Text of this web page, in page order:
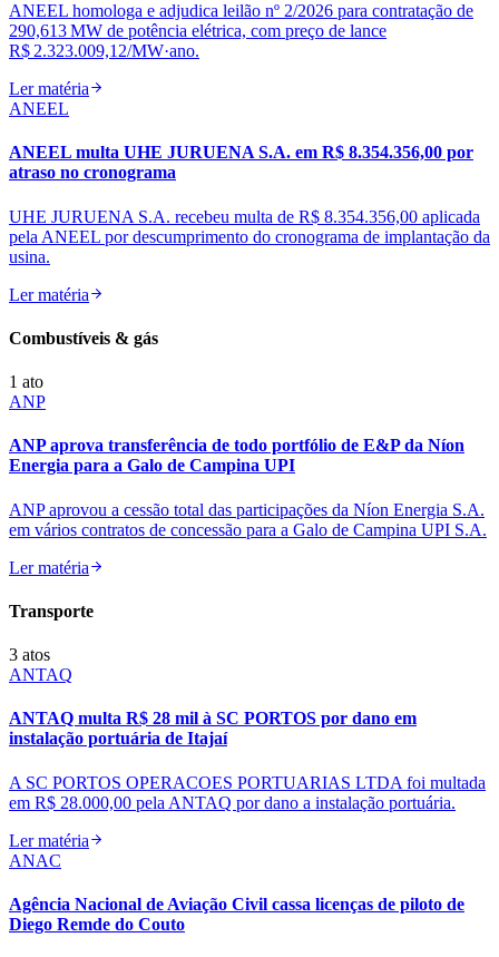
ANEEL homologa e adjudica leilão nº 2/2026 para contratação de
290,613 MW de potência elétrica, com preço de lance
R$ 2.323.009,12/MW·ano.
Ler matéria
ANEEL
ANEEL multa UHE JURUENA S.A. em R$ 8.354.356,00 por
atraso no cronograma
UHE JURUENA S.A. recebeu multa de R$ 8.354.356,00 aplicada
pela ANEEL por descumprimento do cronograma de implantação da
usina.
Ler matéria
Combustíveis & gás
1 ato
ANP
ANP aprova transferência de todo portfólio de E&P da Níon
Energia para a Galo de Campina UPI
ANP aprovou a cessão total das participações da Níon Energia S.A.
em vários contratos de concessão para a Galo de Campina UPI S.A.
Ler matéria
Transporte
3 atos
ANTAQ
ANTAQ multa R$ 28 mil à SC PORTOS por dano em
instalação portuária de Itajaí
A SC PORTOS OPERACOES PORTUARIAS LTDA foi multada
em R$ 28.000,00 pela ANTAQ por dano a instalação portuária.
Ler matéria
ANAC
Agência Nacional de Aviação Civil cassa licenças de piloto de
Diego Remde do Couto